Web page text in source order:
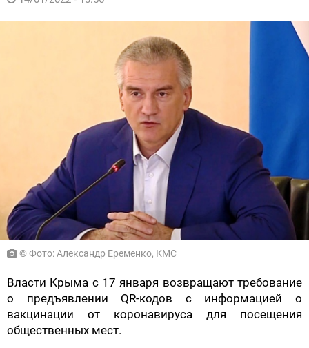
© Фото: Александр Еременко, КМС
Власти Крыма с 17 января возвращают требование
о предъявлении QR-кодов с информацией о
вакцинации от коронавируса для посещения
общественных мест.